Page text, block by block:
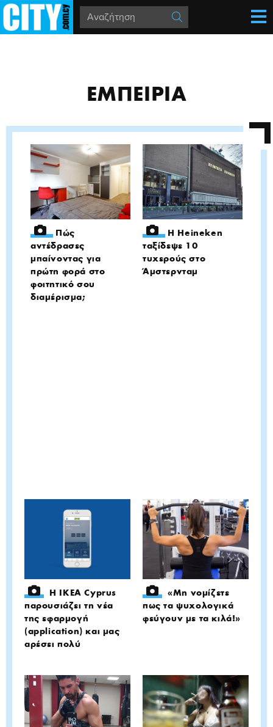
ΕΜΠΕΙΡΙΑ
Πώς
αντέδρασες
μπαίνοντας για
πρώτη φορά στο
φοιτητικό σου
διαμέρισμα;
Η Heineken
ταξίδεψε 10
τυχερούς στο
Άμστερνταμ
H IKEA Cyprus
παρουσιάζει τη νέα
της εφαρμογή
(application) και μας
αρέσει πολύ
«Mη νομίζετε
πως τα ψυχολογικά
φεύγουν με τα κιλά!»